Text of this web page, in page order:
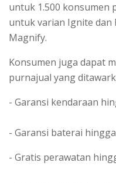
untuk 1.500 konsumen
untuk varian Ignite dan
Magnify.
Konsumen juga dapat
purnajual yang
- Garansi kendaraan
- Garansi baterai
- Gratis perawatan